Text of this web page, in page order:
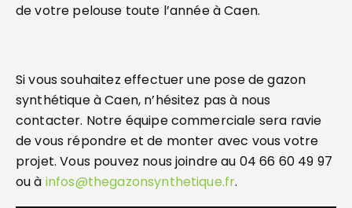
de votre pelouse toute l’année à Caen.
Si vous souhaitez effectuer une pose de gazon
synthétique à Caen, n’hésitez pas à nous
contacter. Notre équipe commerciale sera ravie
de vous répondre et de monter avec vous votre
projet. Vous pouvez nous joindre au 04 66 60 49 97
ou à infos@thegazonsynthetique.fr.